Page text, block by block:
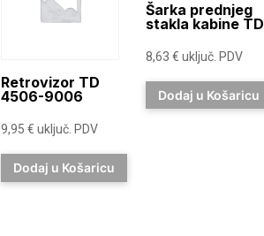
Retrovizor TD
4506-9006
9,95 € uključ. PDV
Dodaj u Košaricu
Šarka prednjeg
stakla kabine TD
8,63 € uključ. PDV
Dodaj u Košaricu